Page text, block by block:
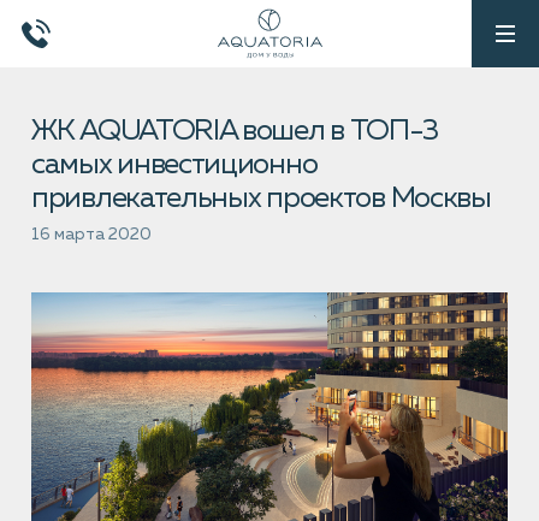
ЖК AQUATORIA вошел в ТОП-3
самых инвестиционно
привлекательных проектов Москвы
16 марта 2020